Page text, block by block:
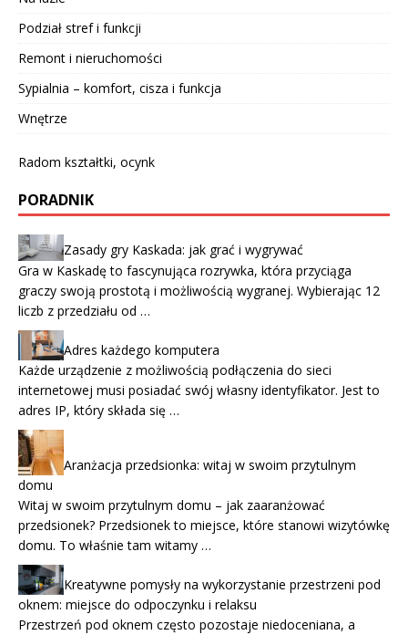
Podział stref i funkcji
Remont i nieruchomości
Sypialnia – komfort, cisza i funkcja
Wnętrze
Radom kształtki, ocynk
PORADNIK
Zasady gry Kaskada: jak grać i wygrywać
Gra w Kaskadę to fascynująca rozrywka, która przyciąga
graczy swoją prostotą i możliwością wygranej. Wybierając 12
liczb z przedziału od …
Adres każdego komputera
Każde urządzenie z możliwością podłączenia do sieci
internetowej musi posiadać swój własny identyfikator. Jest to
adres IP, który składa się …
Aranżacja przedsionka: witaj w swoim przytulnym
domu
Witaj w swoim przytulnym domu – jak zaaranżować
przedsionek? Przedsionek to miejsce, które stanowi wizytówkę
domu. To właśnie tam witamy …
Kreatywne pomysły na wykorzystanie przestrzeni pod
oknem: miejsce do odpoczynku i relaksu
Przestrzeń pod oknem często pozostaje niedoceniana, a